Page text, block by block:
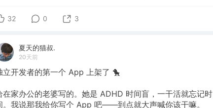
32 0 3
夏天的猫叔.
20天前
立开发者的第一个 App 上架了 🐤
在家办公的老婆写的。她是 ADHD 时间盲，一干活就忘记时
。我说那我给你写个 App 吧——到点就大声喊你该干嘛。